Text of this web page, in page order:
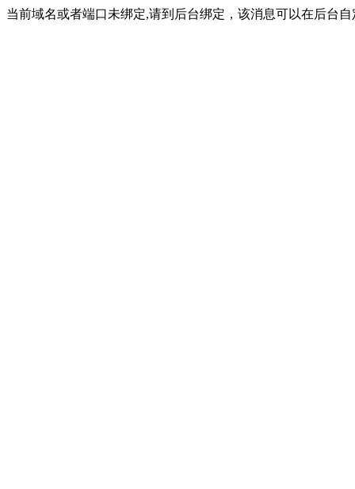
当前域名或者端口未绑定,请到后台绑定，该消息可以在后台自